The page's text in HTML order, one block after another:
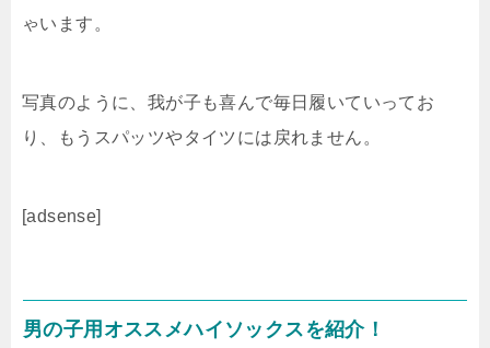
ゃいます。
写真のように、我が子も喜んで毎日履いていってお
り、もうスパッツやタイツには戻れません。
[adsense]
男の子用オススメハイソックスを紹介！